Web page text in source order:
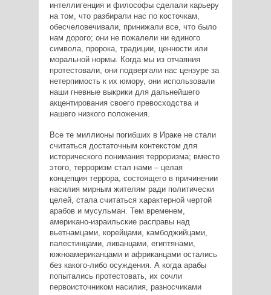
интеллигенция и философы сделали карьеру
на том, что разбирали нас по косточкам,
обесчеловечивали, принижали все, что было
нам дорого; они не пожалели ни единого
символа, пророка, традиции, ценности или
моральной нормы. Когда мы из отчаяния
протестовали, они подвергали нас цензуре за
нетерпимость к их юмору, они использовали
наши гневные выкрики для дальнейшего
акцентирования своего превосходства и
нашего низкого положения.
Все те миллионы погибших в Ираке не стали
считаться достаточным контекстом для
исторического понимания терроризма; вместо
этого, терроризм стал нами – целая
концепция террора, состоящего в причинении
насилия мирным жителям ради политически
целей, стала считаться характерной чертой
арабов и мусульман. Тем временем,
американо-израильские расправы над
вьетнамцами, корейцами, камбоджийцами,
палестинцами, ливанцами, египтянами,
южноамериканцами и африканцами остались
без какого-либо осуждения. А когда арабы
попытались протестовать, их сочли
первоисточником насилия, разносчиками